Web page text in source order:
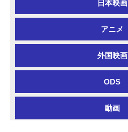
日本映画
アニメ
外国映画
ODS
動画